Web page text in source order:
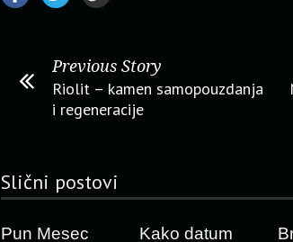
Previous Story
Riolit – kamen samopouzdanja
i regeneracije
Slični postovi
Pun Mesec
Kako datum